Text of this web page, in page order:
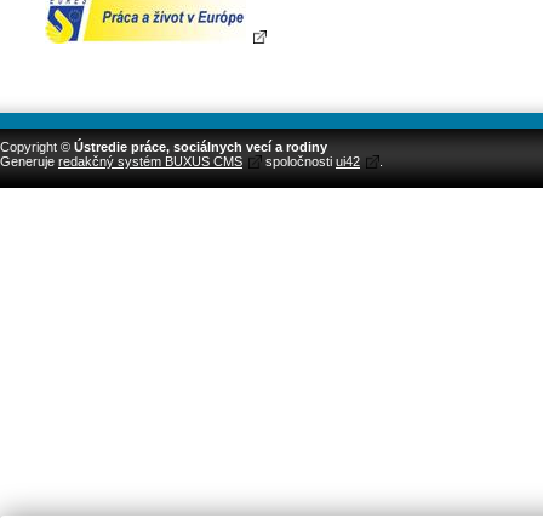
Copyright © Ústredie práce, sociálnych vecí a rodiny
Generuje redakčný systém BUXUS CMS spoločnosti ui42